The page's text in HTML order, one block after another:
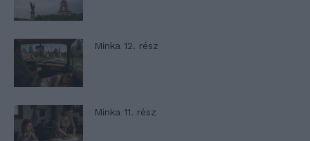
Minka 12. rész
Minka 11. rész